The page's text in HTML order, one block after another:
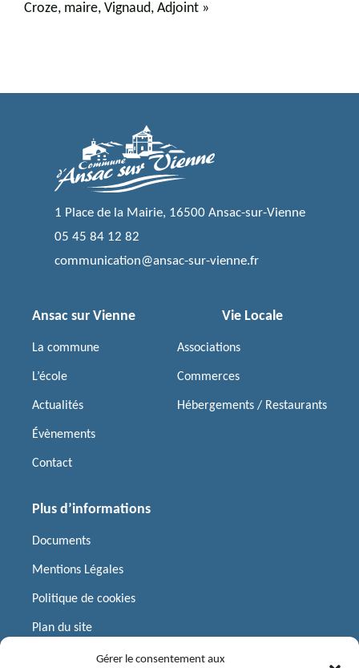
Gérer le consentement aux
Croze, maire, Vignaud, Adjoint »
1 Place de la Mairie, 16500 Ansac-sur-Vienne
05 45 84 12 82
communication@ansac-sur-vienne.fr
Ansac sur Vienne
La commune
L’école
Actualités
Évènements
Contact
Vie Locale
Associations
Commerces
Hébergements / Restaurants
Plus d’informations
Documents
Mentions Légales
Politique de cookies
Plan du site